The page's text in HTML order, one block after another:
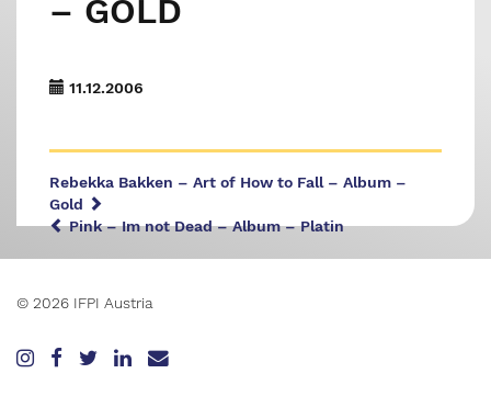
– GOLD
11.12.2006
Rebekka Bakken – Art of How to Fall – Album –
Gold
Pink – Im not Dead – Album – Platin
© 2026 IFPI Austria